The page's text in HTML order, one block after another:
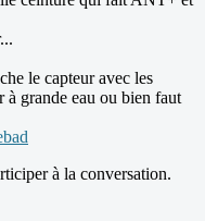
le capteur avec les
à grande eau ou bien faut
à la conversation.